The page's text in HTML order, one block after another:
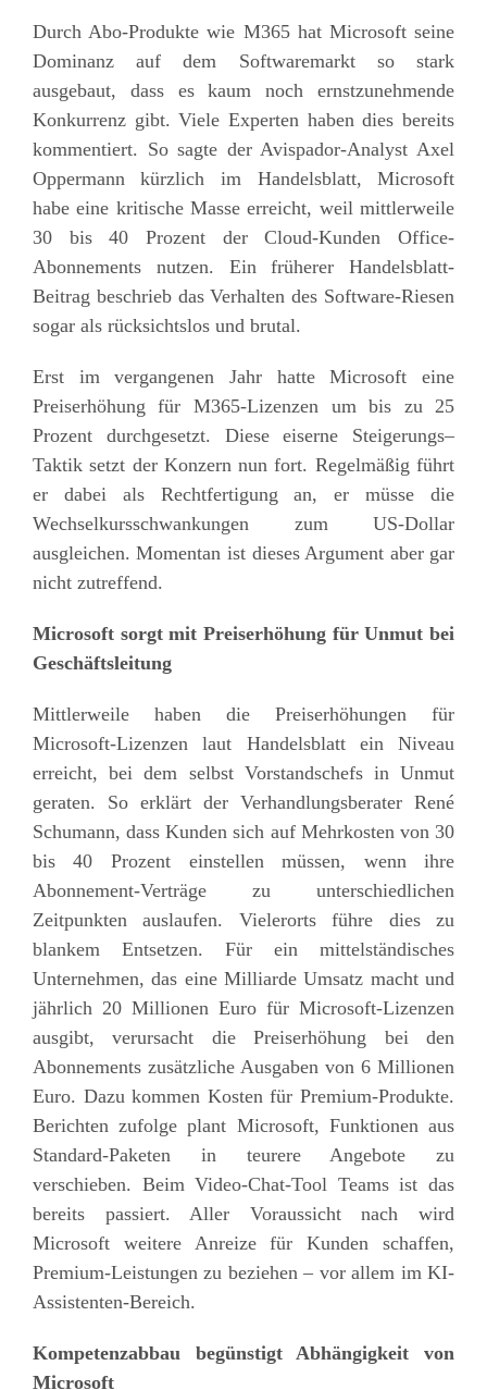
Durch Abo-Produkte wie M365 hat Microsoft seine
Dominanz auf dem Softwaremarkt so stark
ausgebaut, dass es kaum noch ernstzunehmende
Konkurrenz gibt.Viele Experten haben dies bereits
kommentiert. So sagte der Avispador-Analyst Axel
Oppermann kürzlich im Handelsblatt, Microsoft
habe eine kritische Masse erreicht, weil mittlerweile
30 bis 40 Prozent der Cloud-Kunden Office-
Abonnements nutzen. Ein früherer Handelsblatt-
Beitrag beschrieb dasVerhaltendes Software-Riesen
sogar als rücksichtslos und brutal.
Erst im vergangenen Jahr hatteMicrosoft eine
Preiserhöhung für M365-Lizenzen um bis zu 25
Prozent durchgesetzt. Diese eiserne Steigerungs–
Taktik setzt der Konzern nun fort. Regelmäßig führt
er dabei als Rechtfertigung an, er müsse die
Wechselkursschwankungen zum US-Dollar
ausgleichen. Momentan ist dieses Argument aber gar
nicht zutreffend.
Microsoft sorgt mit Preiserhöhung für Unmut bei
Geschäftsleitung
Mittlerweile haben die Preiserhöhungen für
Microsoft-Lizenzen laut Handelsblatt ein Niveau
erreicht, bei dem selbst Vorstandschefs in Unmut
geraten. So erklärt derVerhandlungsberater René
Schumann, dass Kunden sich auf Mehrkosten von 30
bis 40 Prozent einstellen müssen, wenn ihre
Abonnement-Verträge zu unterschiedlichen
Zeitpunkten auslaufen. Vielerorts führe dies zu
blankem Entsetzen. Für ein mittelständisches
Unternehmen, das eine Milliarde Umsatz macht und
jährlich 20 Millionen Euro für Microsoft-Lizenzen
ausgibt,verursacht diePreiserhöhung
bei den
Abonnements zusätzliche Ausgaben von 6 Millionen
Euro. Dazu kommen Kosten fürPremium-Produkte.
Berichten zufolge plant Microsoft, Funktionen aus
Standard-Paketen in teurere Angebote zu
verschieben. Beim Video-Chat-Tool Teams ist das
bereits passiert. Aller Voraussicht nach wird
Microsoft weitere Anreize für Kunden schaffen,
Premium-Leistungen zu beziehen – vor allem im KI-
Assistenten-Bereich.
Kompetenzabbau begünstigt Abhängigkeit von
Microsoft